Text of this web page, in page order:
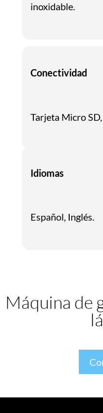
inoxidable.
Conectividad
Tarjeta Micro
Idiomas
Español, Inglés.
Máquina de